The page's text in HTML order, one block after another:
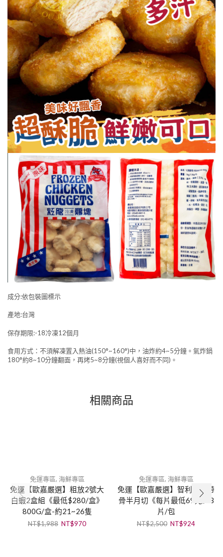
成分:依包裝圖標示
產地:台灣
保存期限:-18冷凍12個月
食用方式：不須解凍置入熱油(150°~160°)中，油炸約4~5分鐘。氣炸鍋
180°約8~10分鐘翻面，再烤5~8分鐘(視個人喜好而不同)。
相關商品
免運專區, 海鮮專區
免運【歐嘉嚴選】粗放2號大
白蝦2盒組《最低$280/盒》
800G/盒-約21~26隻
NT$1,988 NT$970
免運專區, 海鮮專區
免運【歐嘉嚴選】智利鮭魚帶
骨半月切《每片最低69元》3
片/包
NT$2,500 NT$924